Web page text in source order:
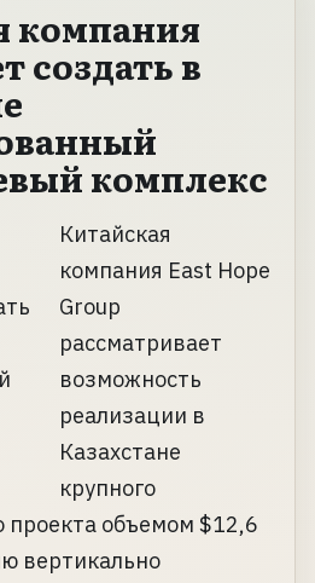
компания
создать в
комплекс
Китайская
компания East Hope
Group
рассматривает
возможность
реализации в
Казахстане
крупного
проекта объемом $12,6
вертикально